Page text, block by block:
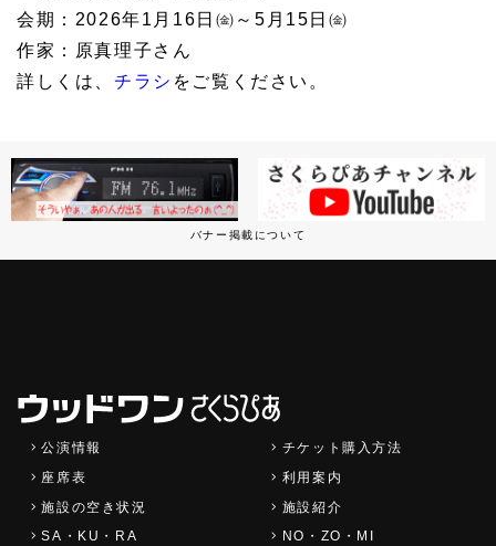
会期：2026年1月16日㈮～5月15日㈮
作家：原真理子さん
詳しくは、 チラシ をご覧ください。
バナー掲載について
公演情報
チケット購入方法
座席表
利用案内
施設の空き状況
施設紹介
SA・KU・RA
NO・ZO・MI